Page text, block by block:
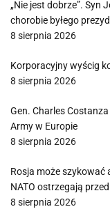
„Nie jest dobrze”. Syn
chorobie byłego
8 sierpnia 2026
Korporacyjny wyścig
8 sierpnia 2026
Gen. Charles
Army w Europie
8 sierpnia 2026
Rosja może szykować
NATO ostrzegają
8 sierpnia 2026